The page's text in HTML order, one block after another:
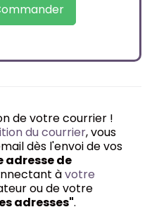
de votre courrier !
du courrier, vous
dès l'envoi de vos
adresse de
àvotre
ou de votre
adresses".